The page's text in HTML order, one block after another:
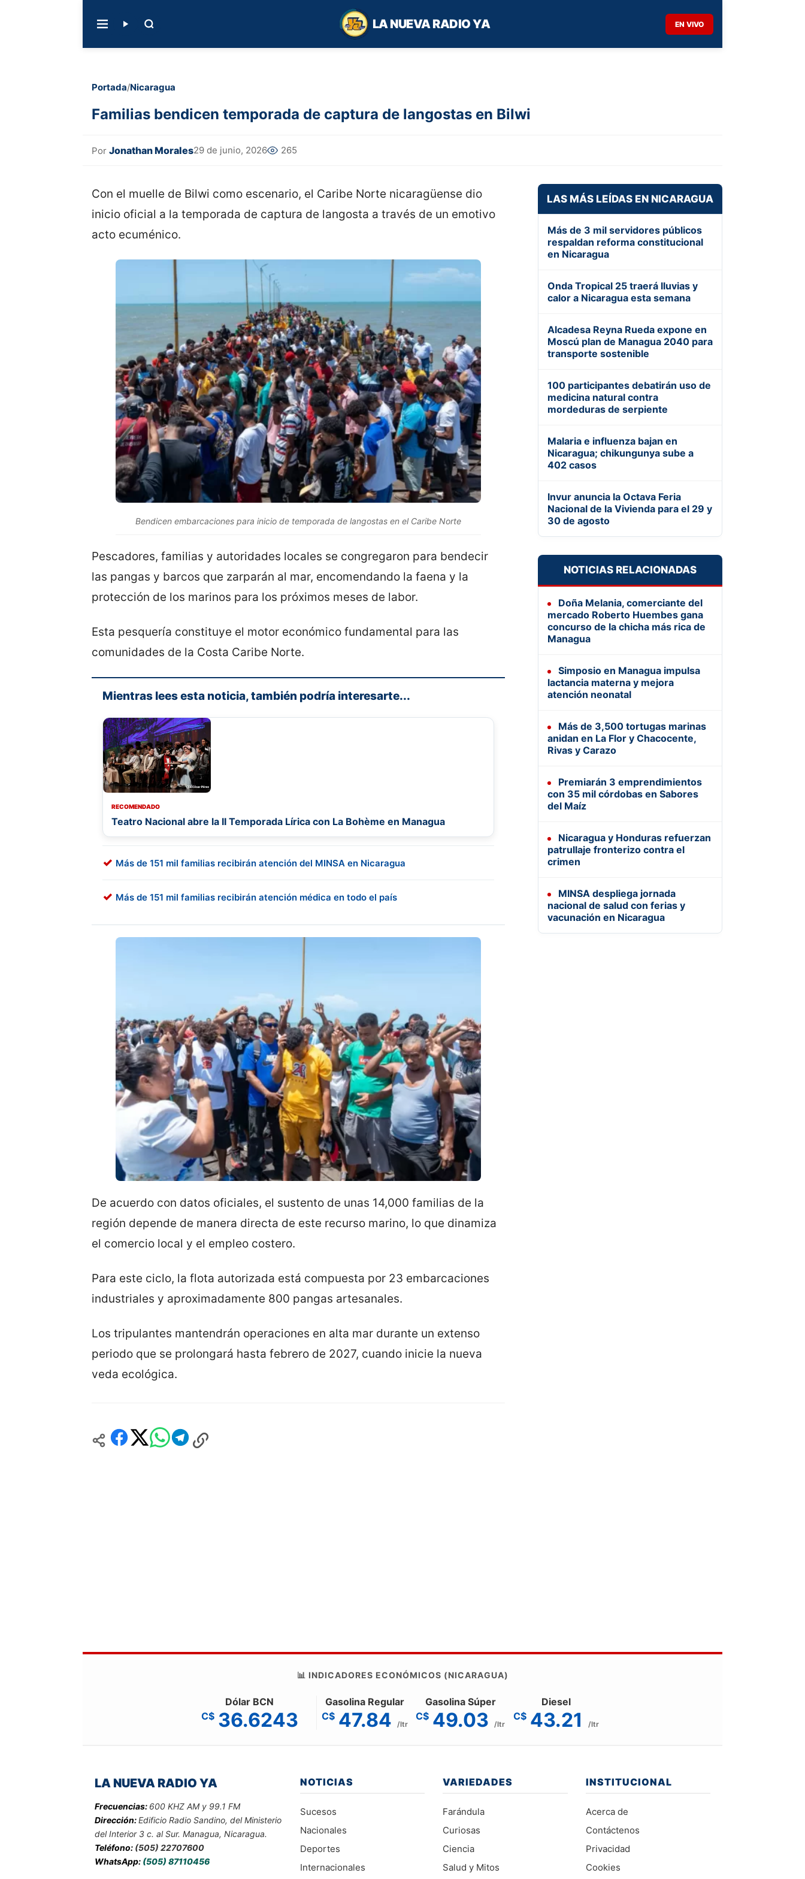
LA NUEVA RADIO YA EN VIVO
Portada/Nicaragua
Familias bendicen temporada de captura de langostas en Bilwi
Por Jonathan Morales29 de junio, 2026 265
Con el muelle de Bilwi como escenario, el Caribe Norte nicaragüense dio
inicio oficial a la temporada de captura de langosta a través de un emotivo
acto ecuménico.
Bendicen embarcaciones para inicio de temporada de langostas en el Caribe Norte
Pescadores, familias y autoridades locales se congregaron para bendecir
las pangas y barcos que zarparán al mar, encomendando la faena y la
protección de los marinos para los próximos meses de labor.
Esta pesquería constituye el motor económico fundamental para las
comunidades de la Costa Caribe Norte.
Mientras lees esta noticia, también podría interesarte...
RECOMENDADO
Teatro Nacional abre la II Temporada Lírica con La Bohème en Managua
Más de 151 mil familias recibirán atención del MINSA en Nicaragua
Más de 151 mil familias recibirán atención médica en todo el país
De acuerdo con datos oficiales, el sustento de unas 14,000 familias de la
región depende de manera directa de este recurso marino, lo que dinamiza
el comercio local y el empleo costero.
Para este ciclo, la flota autorizada está compuesta por 23 embarcaciones
industriales y aproximadamente 800 pangas artesanales.
Los tripulantes mantendrán operaciones en alta mar durante un extenso
periodo que se prolongará hasta febrero de 2027, cuando inicie la nueva
veda ecológica.
LAS MÁS LEÍDAS EN NICARAGUA
Más de 3 mil servidores públicos
respaldan reforma constitucional
en Nicaragua
Onda Tropical 25 traerá lluvias y
calor a Nicaragua esta semana
Alcadesa Reyna Rueda expone en
Moscú plan de Managua 2040 para
transporte sostenible
100 participantes debatirán uso de
medicina natural contra
mordeduras de serpiente
Malaria e influenza bajan en
Nicaragua; chikungunya sube a
402 casos
Invur anuncia la Octava Feria
Nacional de la Vivienda para el 29 y
30 de agosto
NOTICIAS RELACIONADAS
Doña Melania, comerciante del
mercado Roberto Huembes gana
concurso de la chicha más rica de
Managua
Simposio en Managua impulsa
lactancia materna y mejora
atención neonatal
Más de 3,500 tortugas marinas
anidan en La Flor y Chacocente,
Rivas y Carazo
Premiarán 3 emprendimientos
con 35 mil córdobas en Sabores
del Maíz
Nicaragua y Honduras refuerzan
patrullaje fronterizo contra el
crimen
MINSA despliega jornada
nacional de salud con ferias y
vacunación en Nicaragua
📊 INDICADORES ECONÓMICOS (NICARAGUA)
Dólar BCN
C$ 36.6243
Gasolina Regular
C$ 47.84 /ltr
Gasolina Súper
C$ 49.03 /ltr
Diesel
C$ 43.21 /ltr
LA NUEVA RADIO YA
Frecuencias: 600 KHZ AM y 99.1 FM
Dirección:Edificio Radio Sandino, del Ministerio
del Interior 3 c. al Sur. Managua, Nicaragua.
Teléfono: (505) 22707600
WhatsApp: (505) 87110456
NOTICIAS
Sucesos
Nacionales
Deportes
Internacionales
VARIEDADES
Farándula
Curiosas
Ciencia
Salud y Mitos
INSTITUCIONAL
Acerca de
Contáctenos
Privacidad
Cookies